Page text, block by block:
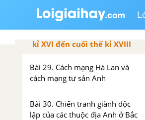
Chương I. CÁC CUỘC CÁCH
kỉ XVI đến cuối thế kỉ XVIII
Bài 29. Cách mạng Hà Lan và
cách mạng tư sản Anh
Bài 30. Chiến tranh giành độc
lập của các thuộc địa Anh ở Bắc